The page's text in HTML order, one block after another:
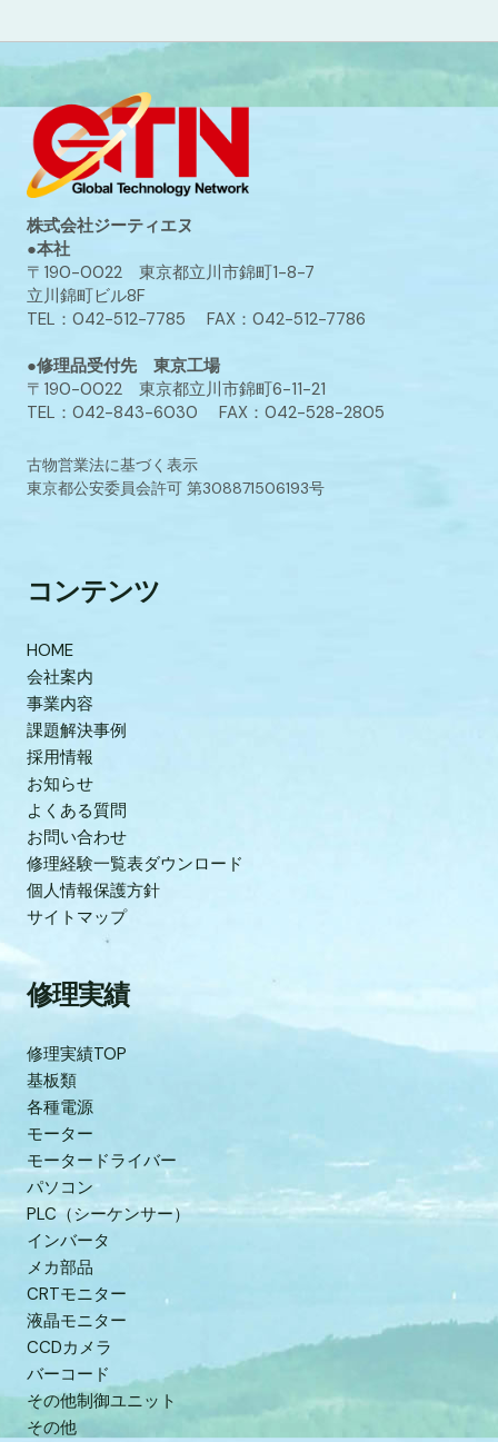
株式会社ジーティエヌ
●本社
〒190-0022 東京都立川市錦町1-8-7
立川錦町ビル8F
TEL：042-512-7785 FAX：042-512-7786
●修理品受付先 東京工場
〒190-0022 東京都立川市錦町6-11-21
TEL：042-843-6030 FAX：042-528-2805
古物営業法に基づく表示
東京都公安委員会許可 第308871506193号
コンテンツ
HOME
会社案内
事業内容
課題解決事例
採用情報
お知らせ
よくある質問
お問い合わせ
修理経験一覧表ダウンロード
個人情報保護方針
サイトマップ
修理実績
修理実績TOP
基板類
各種電源
モーター
モータードライバー
パソコン
PLC（シーケンサー）
インバータ
メカ部品
CRTモニター
液晶モニター
CCDカメラ
バーコード
その他制御ユニット
その他